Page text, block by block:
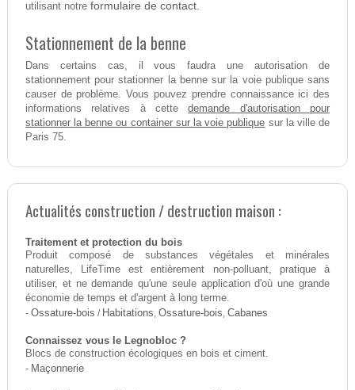
utilisant notre formulaire de contact.
Stationnement de la benne
Dans certains cas, il vous faudra une autorisation de
stationnement pour stationner la benne sur la voie publique sans
causer de problème. Vous pouvez prendre connaissance ici des
informations relatives à cettedemande d'autorisation pour
stationner la benne ou container sur la voie publique sur la ville de
Paris 75.
Actualités construction / destruction maison :
Traitement et protection du bois
Produit composé de substances végétales et minérales
naturelles, LifeTime est entièrement non-polluant, pratique à
utiliser, et ne demande qu'une seule application d'où une grande
économie de temps et d'argent à long terme.
- Ossature-bois / Habitations, Ossature-bois, Cabanes
Connaissez vous le Legnobloc ?
Blocs de construction écologiques en bois et ciment.
- Maçonnerie